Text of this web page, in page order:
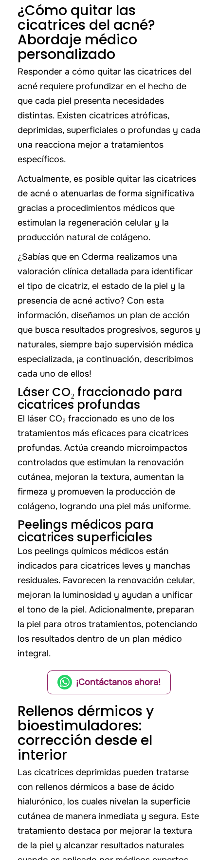
¿Cómo quitar las
cicatrices del acné?
Abordaje médico
personalizado
Responder a cómo quitar las cicatrices del
acné requiere profundizar en el hecho de
que cada piel presenta necesidades
distintas. Existen cicatrices atróficas,
deprimidas, superficiales o profundas y cada
una reacciona mejor a tratamientos
específicos.
Actualmente, es posible quitar las cicatrices
de acné o atenuarlas de forma significativa
gracias a procedimientos médicos que
estimulan la regeneración celular y la
producción natural de colágeno.
¿Sabías que en Cderma realizamos una
valoración clínica detallada para identificar
el tipo de cicatriz, el estado de la piel y la
presencia de acné activo? Con esta
información, diseñamos un plan de acción
que busca resultados progresivos, seguros y
naturales, siempre bajo supervisión médica
especializada, ¡a continuación, describimos
cada uno de ellos!
Láser CO₂ fraccionado para
cicatrices profundas
El láser CO₂ fraccionado es uno de los
tratamientos más eficaces para cicatrices
profundas. Actúa creando microimpactos
controlados que estimulan la renovación
cutánea, mejoran la textura, aumentan la
firmeza y promueven la producción de
colágeno, logrando una piel más uniforme.
Peelings médicos para
cicatrices superficiales
Los peelings químicos médicos están
indicados para cicatrices leves y manchas
residuales. Favorecen la renovación celular,
mejoran la luminosidad y ayudan a unificar
el tono de la piel. Adicionalmente, preparan
la piel para otros tratamientos, potenciando
los resultados dentro de un plan médico
integral.
¡Contáctanos ahora!
Rellenos dérmicos y
bioestimuladores:
corrección desde el
interior
Las cicatrices deprimidas pueden tratarse
con rellenos dérmicos a base de ácido
hialurónico, los cuales nivelan la superficie
cutánea de manera inmediata y segura. Este
tratamiento destaca por mejorar la textura
de la piel y alcanzar resultados naturales